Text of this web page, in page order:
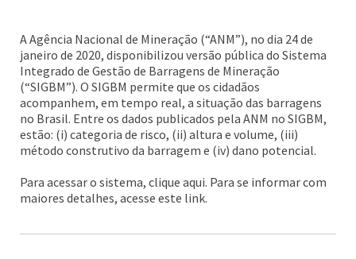
A Agência Nacional de Mineração (“ANM”), no dia 24 de
janeiro de 2020, disponibilizou versão pública do Sistema
Integrado de Gestão de Barragens de Mineração
(“SIGBM”). O SIGBM permite que os cidadãos
acompanhem, em tempo real, a situação das barragens
no Brasil. Entre os dados publicados pela ANM no SIGBM,
estão: (i) categoria de risco, (ii) altura e volume, (iii)
método construtivo da barragem e (iv) dano potencial.
Para acessar o sistema, clique aqui. Para se informar com
maiores detalhes, acesse este link.